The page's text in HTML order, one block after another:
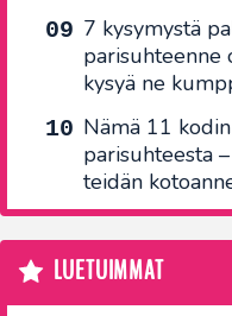
7 kysymystä
parisuhteenne
kysyä ne
Nämä 11
parisuhteesta
teidän
LUETUIMMAT